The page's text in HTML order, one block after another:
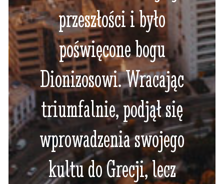
przeszłości i było
poświęcone bogu
Dionizosowi. Wracając
triumfalnie, podjął się
wprowadzenia swojego
kultu do Grecji, lecz